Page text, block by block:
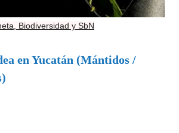
Biodiversidad y SbN
en Yucatán (Mántidos /